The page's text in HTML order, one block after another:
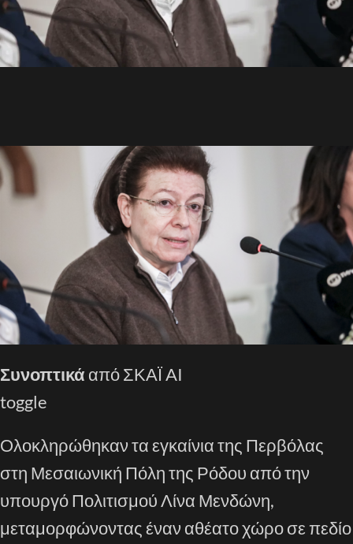
Συνοπτικά από ΣΚΑΪ AI
toggle
Ολοκληρώθηκαν τα εγκαίνια της Περβόλας
στη Μεσαιωνική Πόλη της Ρόδου από την
υπουργό Πολιτισμού Λίνα Μενδώνη,
μεταμορφώνοντας έναν αθέατο χώρο σε πεδίο